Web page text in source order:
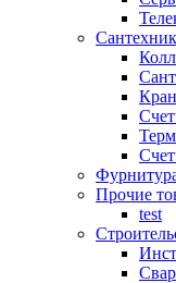
Прочие
test